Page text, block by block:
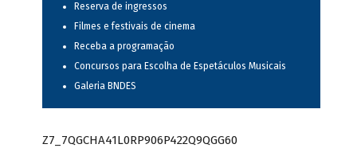
Reserva de ingressos
Filmes e festivais de cinema
Receba a programação
Concursos para Escolha de Espetáculos Musicais
Galeria BNDES
Z7_7QGCHA41L0RP906P422Q9QGG60